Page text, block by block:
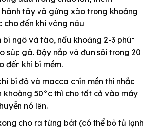
tây và gừng xào trong khoảng
cho đến khi vàng nâu
bí ngô và táo, nấu khoảng 2-3 phút
súp gà. Đậy nắp và đun sôi trong 20
đến khi bí mềm.
bí đỏ và macca chín mền thì nhắc
khoảng 50°c thì cho tất cả vào máy
nó lên.
cho ra từng bát (có thể bỏ tủ lạnh